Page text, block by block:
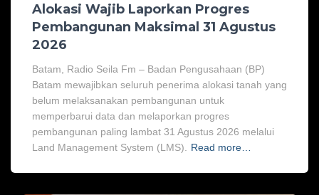
Alokasi Wajib Laporkan Progres
Pembangunan Maksimal 31 Agustus
2026
Batam, Radio Seila Fm – Badan Pengusahaan (BP)
Batam mewajibkan seluruh penerima alokasi tanah yang
belum melaksanakan pembangunan untuk
memperbarui data dan melaporkan progres
pembangunan paling lambat 31 Agustus 2026 melalui
Land Management System (LMS).
Read more…